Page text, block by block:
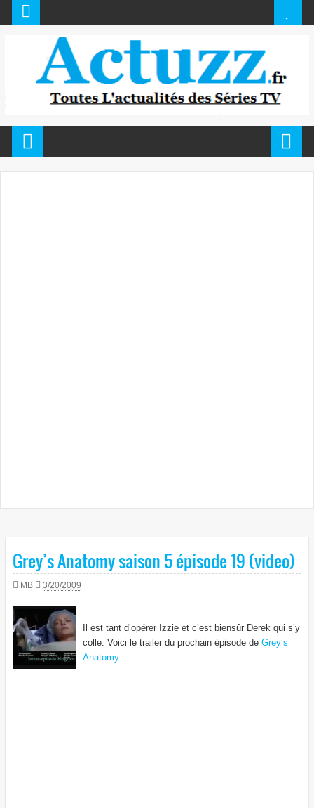
Grey’s Anatomy saison 5 épisode 19 (video)
MB 3/20/2009
Il est tant d’opérer Izzie et c’est biensûr Derek qui s’y
colle. Voici le trailer du prochain épisode de Grey’s
Anatomy.